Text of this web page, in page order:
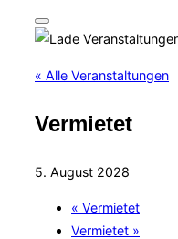
Seitenleiste
&
umschalten
« Alle Veranstaltungen
Vermietet
5. August 2028
« Vermietet
Vermietet »